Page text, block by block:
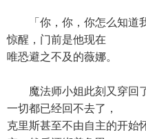
「你，你，你怎么知道
惊醒，门前是他现在
唯恐避之不及的薇娜。
魔法师小姐此刻又穿回了
一切都已经回不去了，
克里斯甚至不由自主的开